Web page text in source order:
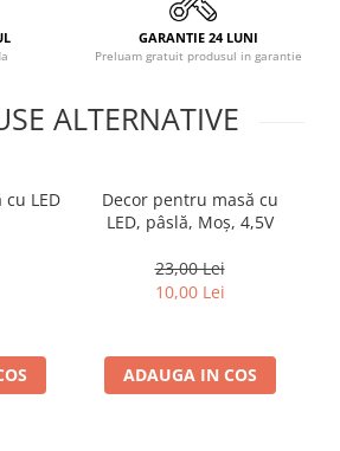
electrice
GARANTIE 24 LUNI
Preluam gratuit produsul in garantie
ALTERNATIVE
LED
Decor pentru masă cu
LED, pâslă, Moş, 4,5V
23,00 Lei
10,00 Lei
ADAUGA IN COS